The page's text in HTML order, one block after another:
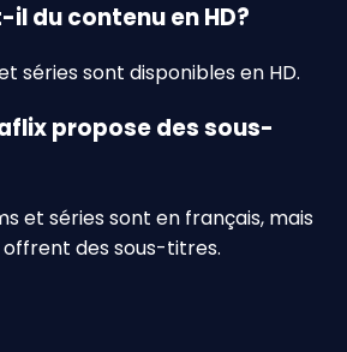
du contenu en HD?
séries sont disponibles en HD.
propose des sous-
et séries sont en français, mais
des sous-titres.